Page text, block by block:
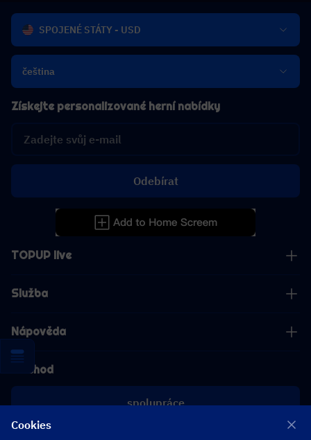
SPOJENÉ STÁTY - USD
čeština
TOPUP live
Služba
Nápověda
Obchod
spolupráce
Získejte personalizované herní nabídky
Odebírat
Cookies